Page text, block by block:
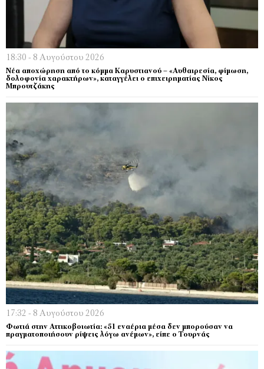
18:30 - 8 Αυγούστου 2026
Νέα αποχώρηση από το κόμμα Καρυστιανού – «Αυθαιρεσία, φίμωση,
δολοφονία χαρακτήρων», καταγγέλει ο επιχειρηματίας Νίκος
Μπρουτζάκης
17:32 - 8 Αυγούστου 2026
Φωτιά στην Αττικοβοιωτία: «51 εναέρια μέσα δεν μπορούσαν να
πραγματοποιήσουν ρίψεις λόγω ανέμων», είπε ο Τουρνάς